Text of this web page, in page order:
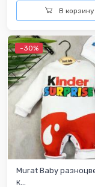
В корзину
-30%
Murat Baby
к...